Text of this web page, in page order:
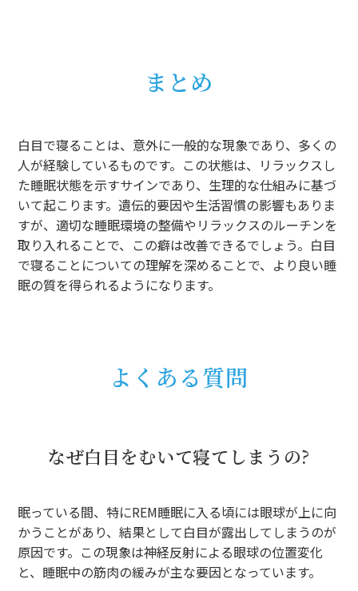
まとめ
白目で寝ることは、意外に一般的な現象であり、多くの
人が経験しているものです。この状態は、リラックスし
た睡眠状態を示すサインであり、生理的な仕組みに基づ
いて起こります。遺伝的要因や生活習慣の影響もありま
すが、適切な睡眠環境の整備やリラックスのルーチンを
取り入れることで、この癖は改善できるでしょう。白目
で寝ることについての理解を深めることで、より良い睡
眠の質を得られるようになります。
よくある質問
なぜ白目をむいて寝てしまうの?
眠っている間、特にREM睡眠に入る頃には眼球が上に向
かうことがあり、結果として白目が露出してしまうのが
原因です。この現象は神経反射による眼球の位置変化
と、睡眠中の筋肉の緩みが主な要因となっています。